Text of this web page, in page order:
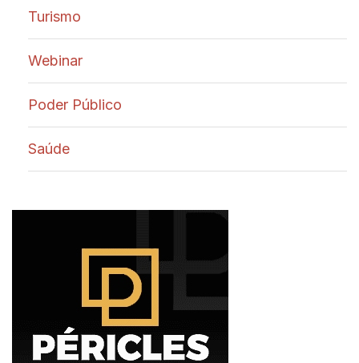
Turismo
Webinar
Poder Público
Saúde